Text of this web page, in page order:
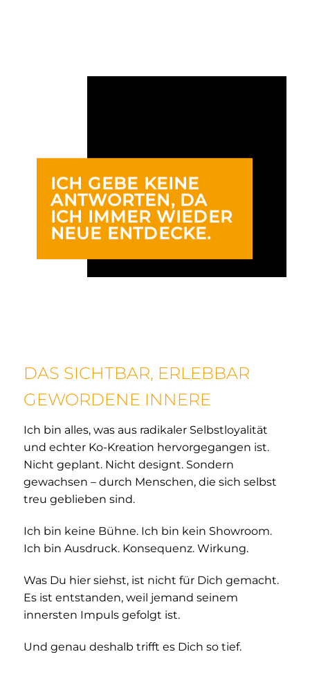
ICH GEBE KEINE
ANTWORTEN, DA
ICH IMMER WIEDER
NEUE ENTDECKE.
DAS SICHTBAR, ERLEBBAR
GEWORDENE INNERE
Ich bin alles, was aus radikaler Selbstloyalität
und echter Ko-Kreation hervorgegangen ist.
Nicht geplant. Nicht designt. Sondern
gewachsen – durch Menschen, die sich selbst
treu geblieben sind.
Ich bin keine Bühne. Ich bin kein Showroom.
Ich bin Ausdruck. Konsequenz. Wirkung.
Was Du hier siehst, ist nicht für Dich gemacht.
Es ist entstanden, weil jemand seinem
innersten Impuls gefolgt ist.
Und genau deshalb trifft es Dich so tief.